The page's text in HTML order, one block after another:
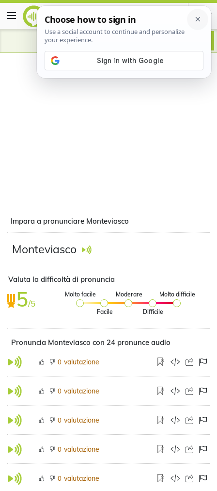
Advertisement
Impara a pronunciare Monteviasco
Monteviasco
Valuta la difficoltà di pronuncia
5/5
Molto facile
Facile
Moderare
Difficile
Molto difficile
Pronuncia Monteviasco con 24 pronunce audio
0 valutazione
0 valutazione
0 valutazione
0 valutazione
0 valutazione